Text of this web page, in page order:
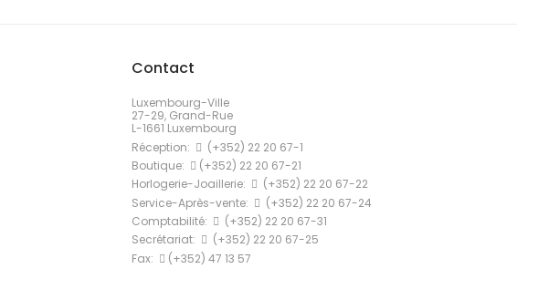
Contact
Luxembourg-Ville
27-29, Grand-Rue
L-1661 Luxembourg
Réception:
(+352) 22 20 67-1
Boutique:
(+352) 22 20 67-21
Horlogerie-Joaillerie:
(+352) 22 20 67-22
Service-Après-vente:
(+352) 22 20 67-24
Comptabilité:
(+352) 22 20 67-31
Secrétariat:
(+352) 22 20 67-25
Fax:
(+352) 47 13 57